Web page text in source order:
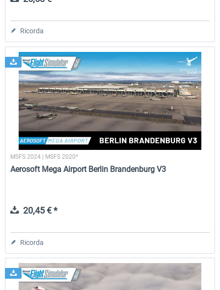
Ricorda
MSFS 2024 | MSFS 2020*
Aerosoft Mega Airport Berlin Brandenburg V3
20,45 € *
Ricorda